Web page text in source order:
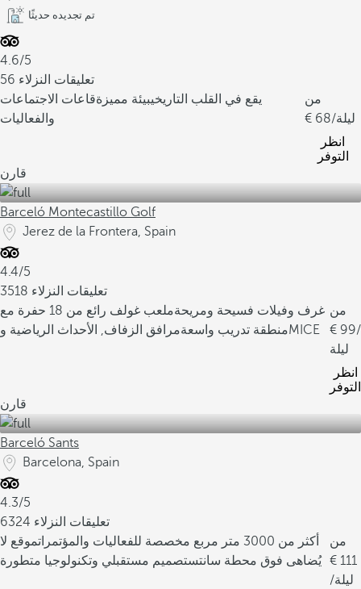
تم تجديده حديثًا
4.6/5
56 تعليقات النزلاء
يقع في القلب التاريخيبيئة مميزةقاعات الاجتماعات
والفعاليات
من
68 /ليلة
انظر
التوفر
قارن
Barceló Montecastillo Golf
Jerez de la Frontera, Spain
4.4/5
3518 تعليقات النزلاء
غرف وفيلات فسيحة ومريحة
ملعب غولف رائع من 18 حفرة مع
منطقة تدريب واسعةمرافق الزفاف, الأحداث الرياضية وMICE
من
99/
ليلة
انظر
التوفر
قارن
Barceló Sants
Barcelona, Spain
4.3/5
6324 تعليقات النزلاء
أكثر من 3000 متر مربع مخصصة للفعاليات والمؤتمرات
موقع لا
يُضاهى فوق محطة سانتستصميم مستقبلي وتكنولوجيا متطورة
من
111
/ليلة